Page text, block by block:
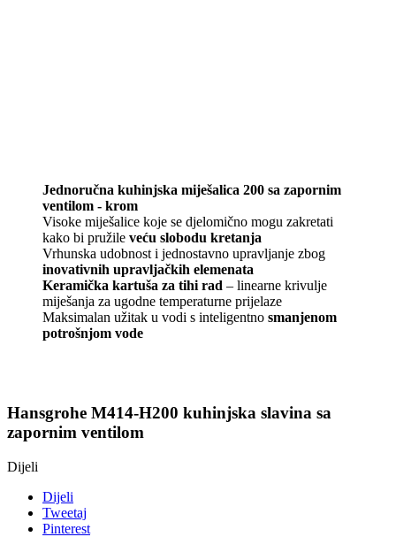
Jednoručna kuhinjska miješalica 200 sa zapornim
ventilom - krom
Visoke miješalice koje se djelomično mogu zakretati
kako bi pružile veću slobodu kretanja
Vrhunska udobnost i jednostavno upravljanje zbog
inovativnih upravljačkih elemenata
Keramička kartuša za tihi rad – linearne krivulje
miješanja za ugodne temperaturne prijelaze
Maksimalan užitak u vodi s inteligentno smanjenom
potrošnjom vode
Hansgrohe M414-H200 kuhinjska slavina sa
zapornim ventilom
Dijeli
Dijeli
Tweetaj
Pinterest